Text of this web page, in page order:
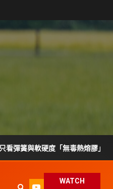
軟硬度「無毒熱熔膠」製程升級搶
WATCH